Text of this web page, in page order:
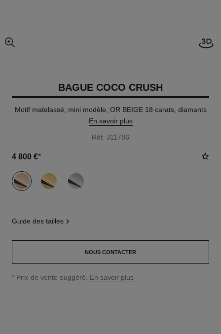
agrandissement
BAGUE COCO CRUSH
Motif matelassé, mini modèle, OR BEIGE 18 carats, diamants
En savoir plus
Réf. J11786
4 800 €*
variante (3)
guide des tailles
NOUS CONTACTER
↩
* Prix de vente suggéré. En savoir plus